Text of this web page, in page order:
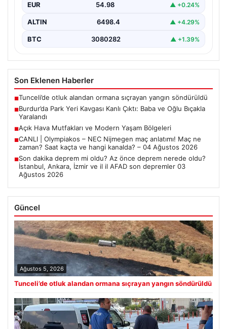
EUR 54.98 ▲ +0.24%
ALTIN 6498.4 ▲ +4.29%
BTC 3080282 ▲ +1.39%
Son Eklenen Haberler
■Tunceli’de otluk alandan ormana sıçrayan yangın söndürüldü
■Burdur’da Park Yeri Kavgası Kanlı Çıktı: Baba ve Oğlu Bıçakla
Yaralandı
■Açık Hava Mutfakları ve Modern Yaşam Bölgeleri
■CANLI | Olympiakos – NEC Nijmegen maç anlatımı! Maç ne
zaman? Saat kaçta ve hangi kanalda? – 04 Ağustos 2026
■Son dakika deprem mi oldu? Az önce deprem nerede oldu?
İstanbul, Ankara, İzmir ve il il AFAD son depremler 03
Ağustos 2026
Güncel
Ağustos 5, 2026
Tunceli’de otluk alandan ormana sıçrayan yangın söndürüldü